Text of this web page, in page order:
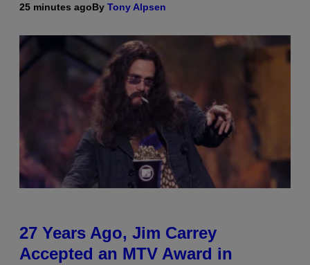
25 minutes agoBy Tony Alpsen
27 Years Ago, Jim Carrey
Accepted an MTV Award in